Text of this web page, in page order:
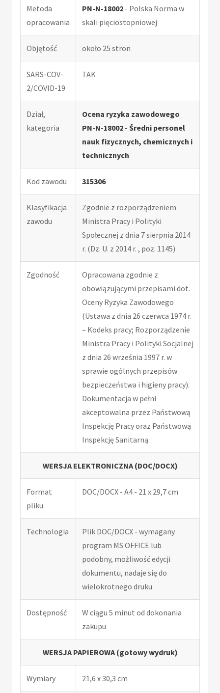
Metoda
opracowania
PN-N-18002 - Polska Norma w
skali pięciostopniowej
Objętość około 25 stron
SARS-COV-
2/COVID-19
TAK
Dział,
kategoria
Ocena ryzyka zawodowego
PN-N-18002 - Średni personel
nauk fizycznych, chemicznych i
technicznych
Kod zawodu 315306
Klasyfikacja
zawodu
Zgodnie z rozporządzeniem
Ministra Pracy i Polityki
Społecznej z dnia 7 sierpnia 2014
r. (Dz. U. z 2014 r. , poz. 1145)
Zgodność
Opracowana zgodnie z
obowiązującymi przepisami dot.
Oceny Ryzyka Zawodowego
(Ustawa z dnia 26 czerwca 1974 r.
– Kodeks pracy; Rozporządzenie
Ministra Pracy i Polityki Socjalnej
z dnia 26 września 1997 r. w
sprawie ogólnych przepisów
bezpieczeństwa i higieny pracy).
Dokumentacja w pełni
akceptowalna przez Państwową
Inspekcję Pracy oraz Państwową
Inspekcję Sanitarną.
WERSJA ELEKTRONICZNA (DOC/DOCX)
Format
pliku
DOC/DOCX - A4 - 21 x 29,7 cm
Technologia
Plik DOC/DOCX - wymagany
program MS OFFICE lub
podobny, możliwość edycji
dokumentu, nadaje się do
wielokrotnego druku
Dostępność
W ciągu 5 minut od dokonania
zakupu
WERSJA PAPIEROWA (gotowy wydruk)
Wymiary 21,6 x 30,3 cm